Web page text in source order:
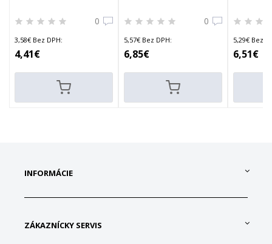
0
3,58€ Bez DPH:
4,41€
0
5,57€ Bez DPH:
6,85€
5,29€ Bez
6,51€
INFORMÁCIE
ZÁKAZNÍCKY SERVIS